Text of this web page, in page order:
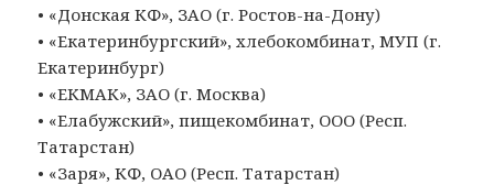
• «Донская КФ», ЗАО (г. Ростов-на-Дону)
• «Екатеринбургский», хлебокомбинат, МУП (г.
Екатеринбург)
• «ЕКМАК», ЗАО (г. Москва)
• «Елабужский», пищекомбинат, ООО (Респ.
Татарстан)
• «Заря», КФ, ОАО (Респ. Татарстан)